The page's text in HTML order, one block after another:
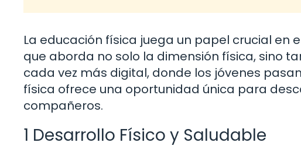
La educación física juega un papel crucial en
que aborda no solo la dimensión física, sino
cada vez más digital, donde los jóvenes
física ofrece una oportunidad única para
compañeros.
1 Desarrollo Físico y Saludable